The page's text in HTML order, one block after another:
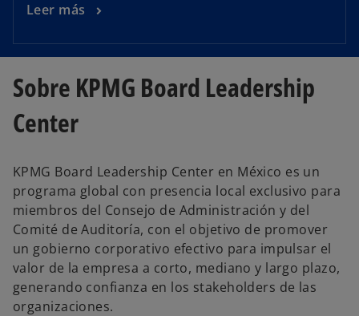
Leer más
Sobre KPMG Board Leadership
Center
KPMG Board Leadership Center en México es un
programa global con presencia local exclusivo para
miembros del Consejo de Administración y del
Comité de Auditoría, con el objetivo de promover
un gobierno corporativo efectivo para impulsar el
valor de la empresa a corto, mediano y largo plazo,
generando confianza en los stakeholders de las
organizaciones.